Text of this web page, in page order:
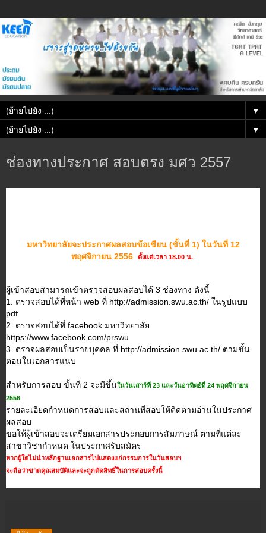
▼
▼
ช่องทางประกาศ สอบตรง มศว 2557
มหาวิทยาลัยจะประกาศผลสอบข้อเขียน (ขั้นที่ 1) ในวันที่ 12
พฤศจิกายน 2556
ตั้งแต่เวลา 18.00 น.
ผู้เข้าสอบสามารถเข้าตรวจสอบผลสอบได้ 3 ช่องทาง ดังนี้
1. ตรวจสอบได้ที่หน้า web ที่ http://admission.swu.ac.th/ ในรูปแบบ
pdf
2. ตรวจสอบได้ที่ facebook มหาวิทยาลัย
https://www.facebook.com/prswu
3. ตรวจผลสอบเป็นรายบุคคล ที่ http://admission.swu.ac.th/ ตามขั้น
ตอนในเอกสารแนบ
สำหรับการสอบ ขั้นที่ 2 จะมีขึ้นในวันเสาร์ที่ 23 และวันอาทิตย์ที่ 24 พฤศจิกายน
2556
รายละเอียดกำหนดการสอบและสถานที่สอบให้ติดตามอ่านในประกาศ
ผลสอบ
ขอให้ผู้เข้าสอบจะเตรียมเอกสารประกอบการสัมภาษณ์ ตามที่แต่ละ
สาขาวิชากำหนด ในประกาศรับสมัคร
หากผู้ใดไม่นำหลักฐานเอกสารไปแสดงแก่กรรมการในวันสอบฯ
จะถือว่าขาดคุณสมบัติและจะถูกตัดสิทธิ์ในการสอบครั้งนี้